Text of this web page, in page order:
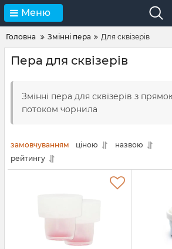
Меню
Головна Змінні пера Для сквізерів
Пера для сквізерів
Змінні пера для сквізерів з
потоком чорнила
замовчуванням ціною
назвою
рейтингу